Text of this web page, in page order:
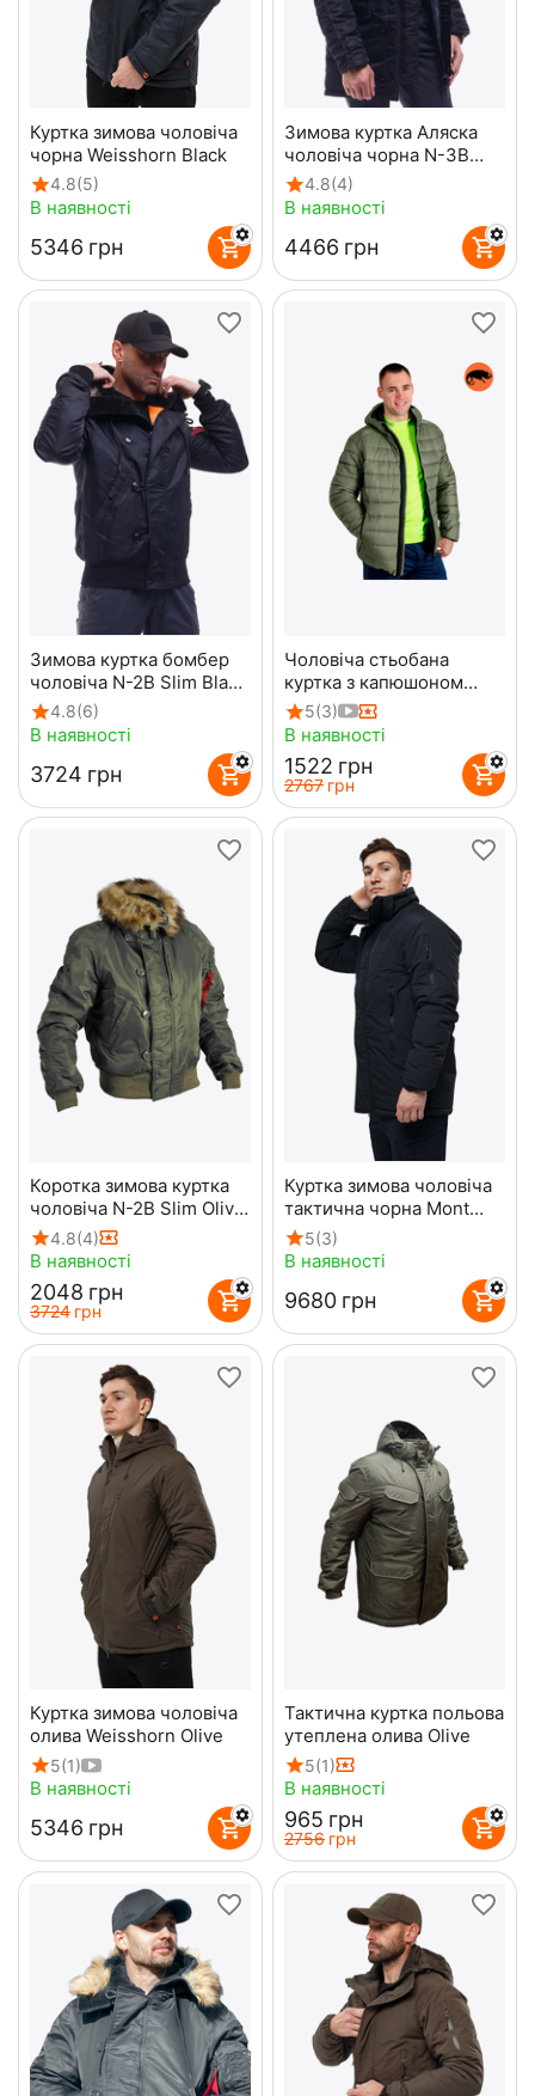
Куртка зимова чоловіча
чорна Weisshorn Black
4.8(5)
В наявності
‍5346‍ грн
Зимова куртка Аляска
чоловіча чорна N-3B
Top Gun Black
4.8(4)
В наявності
‍4466‍ грн
Зимова куртка бомбер
чоловіча N-2B Slim Black
чорна
4.8(6)
В наявності
‍3724‍ грн
Чоловіча стьобана
куртка з капюшоном
Maximus Olive
5(3)
В наявності
‍1522‍ грн
‍2767‍ грн
Коротка зимова куртка
чоловіча N-2B Slim Olive
бомбер
4.8(4)
В наявності
‍2048‍ грн
‍3724‍ грн
Куртка зимова чоловіча
тактична чорна Mont
Blanc Gen3 Black
5(3)
В наявності
‍9680‍ грн
Куртка зимова чоловіча
олива Weisshorn Olive
5(1)
В наявності
‍5346‍ грн
Тактична куртка польова
утеплена олива Olive
5(1)
В наявності
‍965‍ грн
‍2756‍ грн